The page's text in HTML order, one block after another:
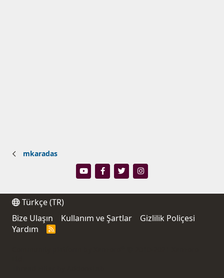
mkaradas
Türkçe (TR)
Bize Ulaşın
Kullanım ve Şartlar
Gizlilik Poliçesi
Yardım
R